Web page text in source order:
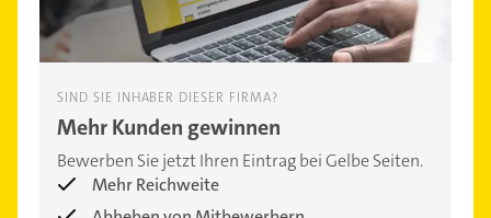
SIND SIE INHABER DIESER FIRMA?
Mehr Kunden gewinnen
Bewerben Sie jetzt Ihren Eintrag bei Gelbe Seiten.
Mehr Reichweite